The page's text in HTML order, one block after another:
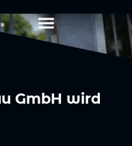
GmbH wird